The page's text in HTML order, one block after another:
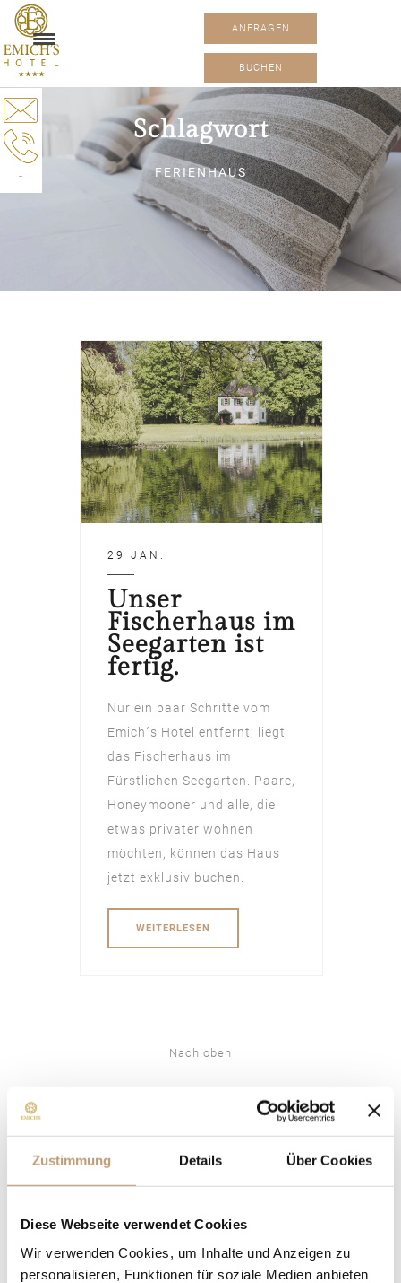
Zustimmung Details Über Cookies
Diese Webseite verwendet Cookies
Wir verwenden Cookies, um Inhalte und Anzeigen zu
personalisieren, Funktionen für soziale Medien anbieten
ANFRAGEN
BUCHEN
-
Schlagwort
FERIENHAUS
29 JAN.
Unser
Fischerhaus im
Seegarten ist
fertig.
Nur ein paar Schritte vom
Emich´s Hotel entfernt, liegt
das Fischerhaus im
Fürstlichen Seegarten. Paare,
Honeymooner und alle, die
etwas privater wohnen
möchten, können das Haus
jetzt exklusiv buchen.
WEITERLESEN
Nach oben
Die Vision
Bilder
Juniorsuite
Panorama Loft